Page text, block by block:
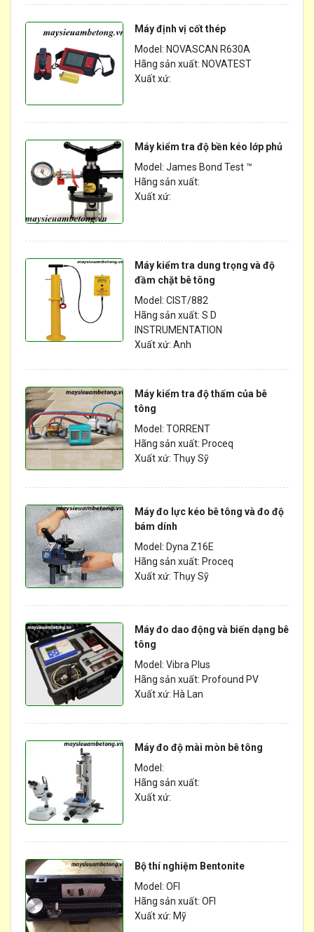
Máy định vị cốt thép
Model: NOVASCAN R630A
Hãng sản xuất: NOVATEST
Xuất xứ:
Máy kiểm tra độ bền kéo lớp phủ
Model: James Bond Test ™
Hãng sản xuất:
Xuất xứ:
Máy kiểm tra dung trọng và độ
đầm chặt bê tông
Model: CIST/882
Hãng sản xuất: S D
INSTRUMENTATION
Xuất xứ: Anh
Máy kiểm tra độ thấm của bê
tông
Model: TORRENT
Hãng sản xuất: Proceq
Xuất xứ: Thụy Sỹ
Máy đo lực kéo bê tông và đo độ
bám dính
Model: Dyna Z16E
Hãng sản xuất: Proceq
Xuất xứ: Thụy Sỹ
Máy đo dao động và biến dạng bê
tông
Model: Vibra Plus
Hãng sản xuất: Profound PV
Xuất xứ: Hà Lan
Máy đo độ mài mòn bê tông
Model:
Hãng sản xuất:
Xuất xứ:
Bộ thí nghiệm Bentonite
Model: OFI
Hãng sản xuất: OFI
Xuất xứ: Mỹ